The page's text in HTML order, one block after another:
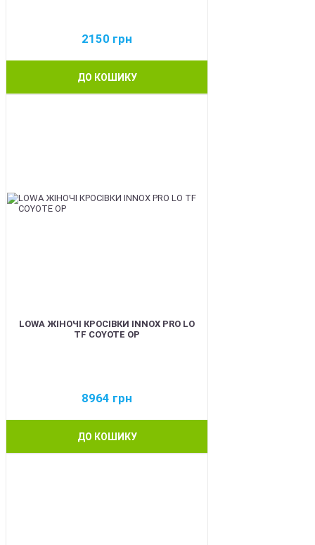
2150 грн
ДО КОШИКУ
LOWA ЖІНОЧІ КРОСІВКИ INNOX PRO LO
TF COYOTE OP
8964 грн
ДО КОШИКУ